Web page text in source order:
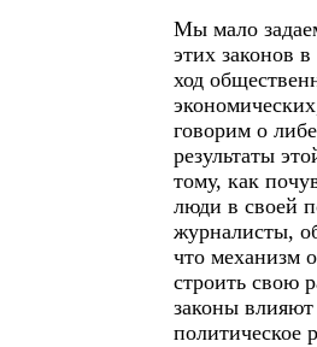
Мы мало
этих законов
ход
говорим о
результаты
тому, как
люди в своей
журналисты,
что механизм
строить свою
законы
политическое